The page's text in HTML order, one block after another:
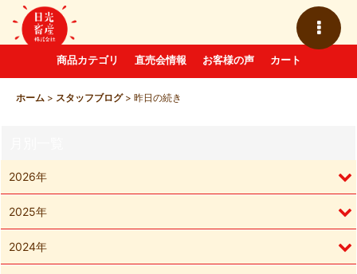
商品カテゴリ 直売会情報 お客様の声 カート
ホーム > スタッフブログ > 昨日の続き
2026年
2025年
2024年